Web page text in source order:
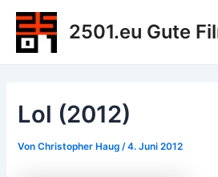
Zum
Inhalt
springen
2501.eu Gute
Lol (2012)
VonChristopher Haug/4. Juni 2012